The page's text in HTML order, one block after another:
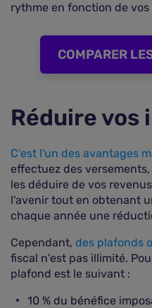
rythme en fonction de vos
COMPARER
Réduire vos
C'est l'un des avantages
effectuez des
les déduire de vos
l'avenir tout en obtenant
chaque année une
Cependant, des plafonds
fiscal n'est pas illimité.
plafond est le suivant :
10 % du bénéfice